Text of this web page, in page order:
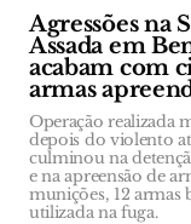
Agressões na
Assada em
acabam com
armas
Operação realizada
depois do violento
culminou na
e na apreensão de
munições, 12 armas
utilizada na fuga.